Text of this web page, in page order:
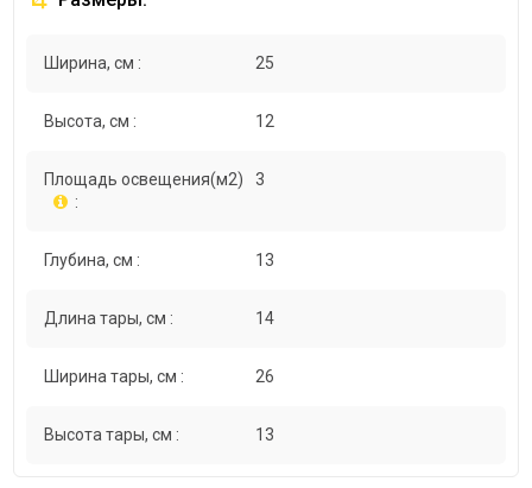
Ширина, см : 25
Высота, см : 12
Площадь освещения(м2)
:
3
Глубина, см : 13
Длина тары, см : 14
Ширина тары, см : 26
Высота тары, см : 13